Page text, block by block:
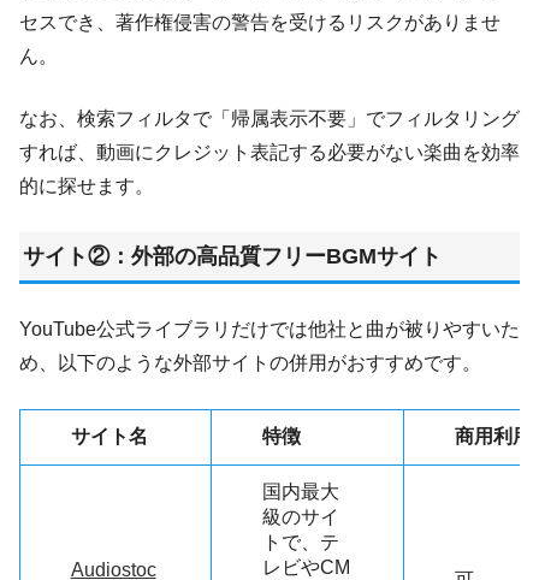
セスでき、著作権侵害の警告を受けるリスクがありませ
ん。
なお、検索フィルタで「帰属表示不要」でフィルタリング
すれば、動画にクレジット表記する必要がない楽曲を効率
的に探せます。
サイト②：外部の高品質フリーBGMサイト
YouTube公式ライブラリだけでは他社と曲が被りやすいた
め、以下のような外部サイトの併用がおすすめです。
サイト名 特徴 商用利用
Audiostoc
国内最大
級のサイ
トで、テ
レビやCM